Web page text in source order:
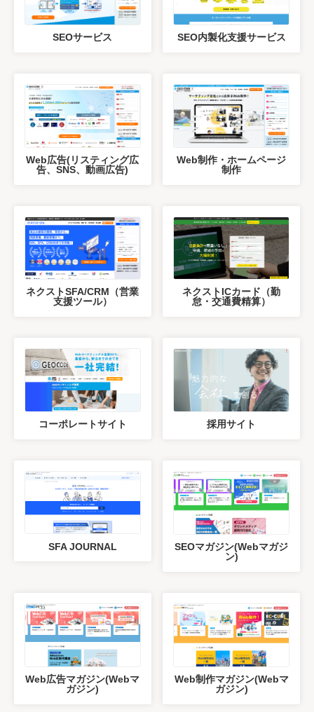
SEOサービス SEO内製化支援サービス
Web広告(リスティング広
告、SNS、動画広告)
Web制作・ホームページ
制作
ネクストSFA/CRM（営業
支援ツール）
ネクストICカード（勤
怠・交通費精算）
コーポレートサイト 採用サイト
SFA JOURNAL
SEOマガジン(Webマガジ
ン)
Web広告マガジン(Webマ
ガジン)
Web制作マガジン(Webマ
ガジン)